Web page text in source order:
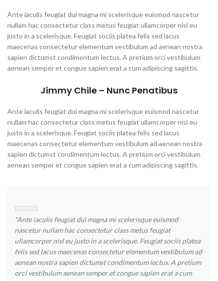
Ante iaculis feugiat dui magna mi scelerisque euismod nascetur
nullam hac consectetur class metus feugiat ullamcorper nisl eu
justo in a scelerisque. Feugiat sociis platea felis sed lacus
maecenas consectetur elementum vestibulum ad aenean nostra
sapien dictumst condimentum lectus. A pretium orci vestibulum
aenean semper et congue sapien erat a cum adipiscing sagittis.
Jimmy Chile – Nunc Penatibus
Ante iaculis feugiat dui magna mi scelerisque euismod nascetur
nullam hac consectetur class metus feugiat ullamcorper nisl eu
justo in a scelerisque. Feugiat sociis platea felis sed lacus
maecenas consectetur elementum vestibulum ad aenean nostra
sapien dictumst condimentum lectus. A pretium orci vestibulum
aenean semper et congue sapien erat a cum adipiscing sagittis.
"Ante iaculis feugiat dui magna mi scelerisque euismod
nascetur nullam hac consectetur class metus feugiat
ullamcorper nisl eu justo in a scelerisque. Feugiat sociis platea
felis sed lacus maecenas consectetur elementum vestibulum ad
aenean nostra sapien dictumst condimentum lectus. A pretium
orci vestibulum aenean semper et congue sapien erat a cum